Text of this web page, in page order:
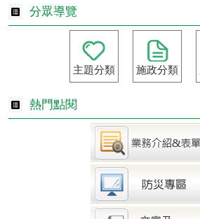
分眾導覽
主題分類 施政分類
熱門點閱